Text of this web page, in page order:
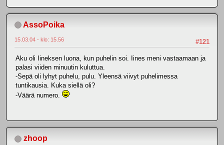
AssoPoika
#121
15.03.04 - klo: 15.56
Aku oli Iineksen luona, kun puhelin soi. Iines meni vastaamaan ja
palasi viiden minuutin kuluttua.
-Sepä oli lyhyt puhelu, pulu. Yleensä viivyt puhelimessa
tuntikausia. Kuka siellä oli?
-Väärä numero.
zhoop